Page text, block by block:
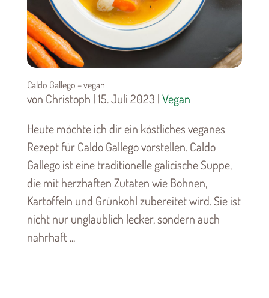
Caldo Gallego – vegan
von Christoph | 15. Juli 2023 |Vegan
Heute möchte ich dir ein köstliches veganes
Rezept für Caldo Gallego vorstellen. Caldo
Gallego ist eine traditionelle galicische Suppe,
die mit herzhaften Zutaten wie Bohnen,
Kartoffeln und Grünkohl zubereitet wird. Sie ist
nicht nur unglaublich lecker, sondern auch
nahrhaft ...